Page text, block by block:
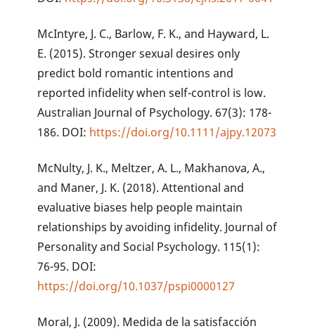
McIntyre, J. C., Barlow, F. K., and Hayward, L.
E. (2015). Stronger sexual desires only
predict bold romantic intentions and
reported infidelity when self-control is low.
Australian Journal of Psychology. 67(3): 178-
186. DOI: https://doi.org/10.1111/ajpy.12073
McNulty, J. K., Meltzer, A. L., Makhanova, A.,
and Maner, J. K. (2018). Attentional and
evaluative biases help people maintain
relationships by avoiding infidelity. Journal of
Personality and Social Psychology. 115(1):
76-95. DOI:
https://doi.org/10.1037/pspi0000127
Moral, J. (2009). Medida de la satisfacción